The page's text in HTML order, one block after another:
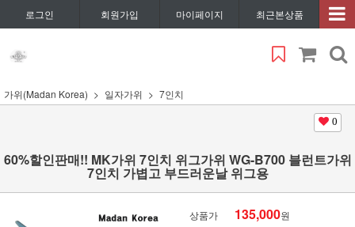
로그인 회원가입 마이페이지 최근본상품
가위(Madan Korea) 일자가위 7인치
0
60%할인판매!! MK가위 7인치 위그가위 WG-B700 블런트가위
7인치 가볍고 부드러운날 위그용
상품가 135,000원